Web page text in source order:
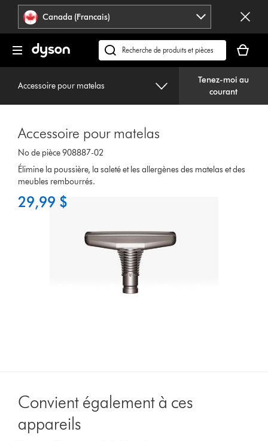
Veuillez
ou
appuyer
Déclaration
relative
à
l’accessibilité
Canada (Francais)
Recherchez
des
produits
support
site
panier
est
vide.
Accessoire pour matelas
Tenez-moi au
courant
Accessoire pour matelas
No de pièce 908887-02
Élimine la poussière, la saleté et les allergènes des matelas et des
meubles rembourrés.
29,99 $
Convient également à ces
appareils